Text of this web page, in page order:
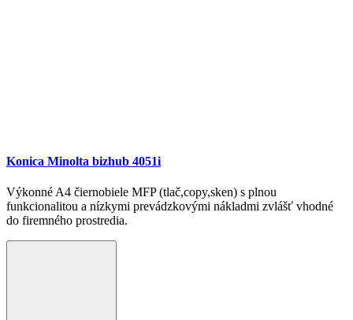
Konica Minolta bizhub 4051i
Výkonné A4 čiernobiele MFP (tlač,copy,sken) s plnou
funkcionalitou a nízkymi prevádzkovými nákladmi zvlášť vhodné
do firemného prostredia.